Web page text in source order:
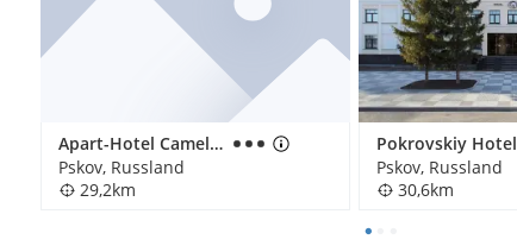
Apart-Hotel Camelot
Pskov, Russland
29,2km
Pokrovskiy Hotel
Pskov, Russland
30,6km